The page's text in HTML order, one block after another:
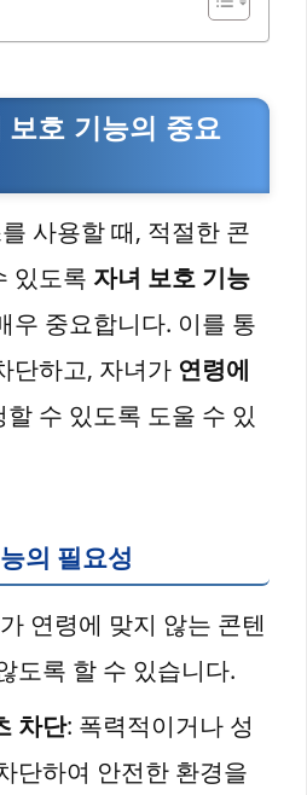
보호 기능의 중요
사용할 때, 적절한 콘
있도록 자녀 보호 기능
우 중요합니다. 이를 통
단하고, 자녀가 연령에
할 수 있도록 도울 수 있
의 필요성
연령에 맞지 않는 콘텐
도록 할 수 있습니다.
차단: 폭력적이거나 성
단하여 안전한 환경을